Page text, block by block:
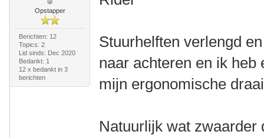
Opstapper
Berichten: 12
Topics: 2
Lid sinds: Dec 2020
Bedankt: 1
12 x bedankt in 3
berichten
Stuurhelften verlengd
naar achteren en ik
mijn ergonomische
Natuurlijk wat zwaarder